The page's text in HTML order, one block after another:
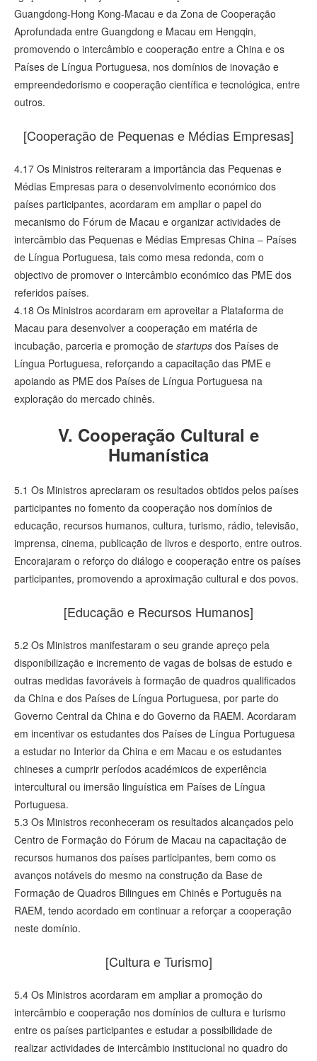
Guangdong-Hong Kong-Macau e da Zona de Cooperação
Aprofundada entre Guangdong e Macau em Hengqin,
promovendo o intercâmbio e cooperação entre a China e os
Países de Língua Portuguesa, nos domínios de inovação e
empreendedorismo e cooperação científica e tecnológica, entre
outros.
[Cooperação de Pequenas e Médias Empresas]
4.17 Os Ministros reiteraram a importância das Pequenas e
Médias Empresas para o desenvolvimento económico dos
países participantes, acordaram em ampliar o papel do
mecanismo do Fórum de Macau e organizar actividades de
intercâmbio das Pequenas e Médias Empresas China – Países
de Língua Portuguesa, tais como mesa redonda, com o
objectivo de promover o intercâmbio económico das PME dos
referidos países.
4.18 Os Ministros acordaram em aproveitar a Plataforma de
Macau para desenvolver a cooperação em matéria de
incubação, parceria e promoção de startups dos Países de
Língua Portuguesa, reforçando a capacitação das PME e
apoiando as PME dos Países de Língua Portuguesa na
exploração do mercado chinês.
V. Cooperação Cultural e
Humanística
5.1 Os Ministros apreciaram os resultados obtidos pelos países
participantes no fomento da cooperação nos domínios de
educação, recursos humanos, cultura, turismo, rádio, televisão,
imprensa, cinema, publicação de livros e desporto, entre outros.
Encorajaram o reforço do diálogo e cooperação entre os países
participantes, promovendo a aproximação cultural e dos povos.
[Educação e Recursos Humanos]
5.2 Os Ministros manifestaram o seu grande apreço pela
disponibilização e incremento de vagas de bolsas de estudo e
outras medidas favoráveis à formação de quadros qualificados
da China e dos Países de Língua Portuguesa, por parte do
Governo Central da China e do Governo da RAEM. Acordaram
em incentivar os estudantes dos Países de Língua Portuguesa
a estudar no Interior da China e em Macau e os estudantes
chineses a cumprir períodos académicos de experiência
intercultural ou imersão linguística em Países de Língua
Portuguesa.
5.3 Os Ministros reconheceram os resultados alcançados pelo
Centro de Formação do Fórum de Macau na capacitação de
recursos humanos dos países participantes, bem como os
avanços notáveis do mesmo na construção da Base de
Formação de Quadros Bilingues em Chinês e Português na
RAEM, tendo acordado em continuar a reforçar a cooperação
neste domínio.
[Cultura e Turismo]
5.4 Os Ministros acordaram em ampliar a promoção do
intercâmbio e cooperação nos domínios de cultura e turismo
entre os países participantes e estudar a possibilidade de
realizar actividades de intercâmbio institucional no quadro do